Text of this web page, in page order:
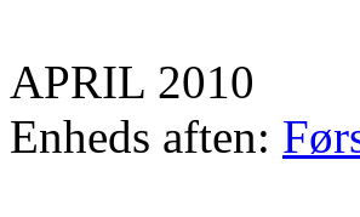
APRIL 2010
Enheds aften: